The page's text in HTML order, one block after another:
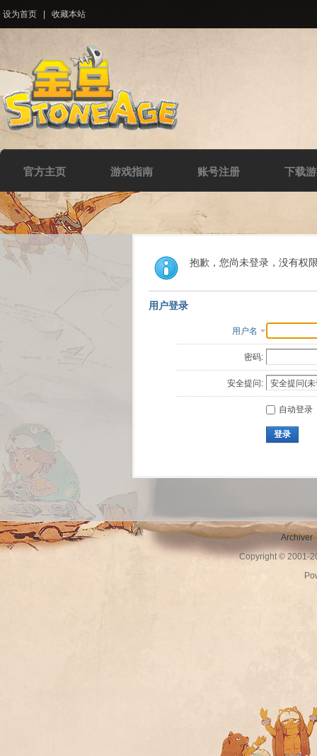
设为首页 收藏本站
官方主页 游戏指南 账号注册 下载
抱歉，您尚未登录，没有权
用户登录
用户名
密码:
安全提问:
自动登录
登录
Archiver
Copyright © 2001-